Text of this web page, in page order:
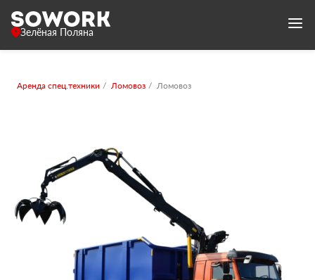
Зелёная Поляна
Аренда спец.техники Ломовоз Ломовоз